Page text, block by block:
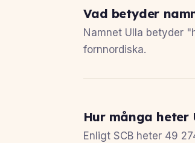
Vad betyder
Namnet Ulla betyder
fornnordiska.
Hur många heter
Enligt SCB heter 49